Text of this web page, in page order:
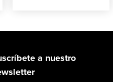
a nuestro